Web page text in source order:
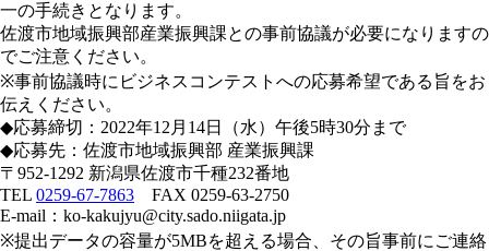
一の手続きとなります。
佐渡市地域振興部産業振興課との事前協議が必要になりますの
でご注意ください。
※事前協議時にビジネスコンテストへの応募希望である旨をお
伝えください。
◆応募締切：2022年12月14日（水）午後5時30分まで
◆応募先：佐渡市地域振興部 産業振興課
〒952-1292 新潟県佐渡市千種232番地
TEL 0259-67-7863 FAX 0259-63-2750
E-mail：ko-kakujyu@city.sado.niigata.jp
※提出データの容量が5MBを超える場合、その旨事前にご連絡